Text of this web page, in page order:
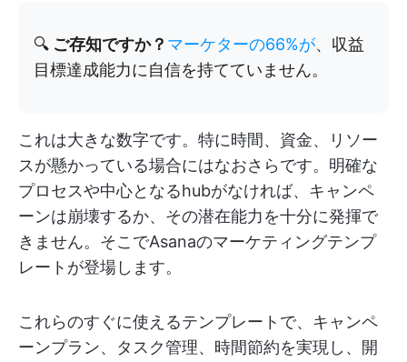
🔍 ご存知ですか？ マーケターの66%が、収益
目標達成能力に自信を持てていません。
これは大きな数字です。特に時間、資金、リソー
スが懸かっている場合にはなおさらです。明確な
プロセスや中心となるhubがなければ、キャンペ
ーンは崩壊するか、その潜在能力を十分に発揮で
きません。そこでAsanaのマーケティングテンプ
レートが登場します。
これらのすぐに使えるテンプレートで、キャンペ
ーンプラン、タスク管理、時間節約を実現し、開